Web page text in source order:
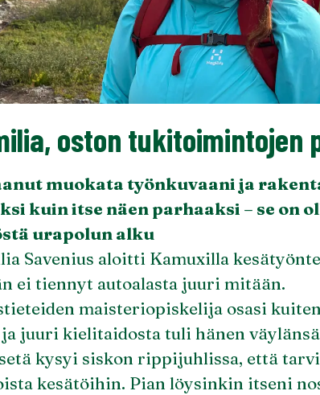
oston tukitoimintojen
muokata työnkuvaani ja
kuin itse näen parhaaksi – se on
urapolun alku
Savenius aloitti Kamuxilla
ei tiennyt autoalasta juuri mitään.
maisteriopiskelija osasi
ja juuri kielitaidosta tuli hänen
kysyi siskon rippijuhlissa, että
kesätöihin. Pian löysinkin itseni